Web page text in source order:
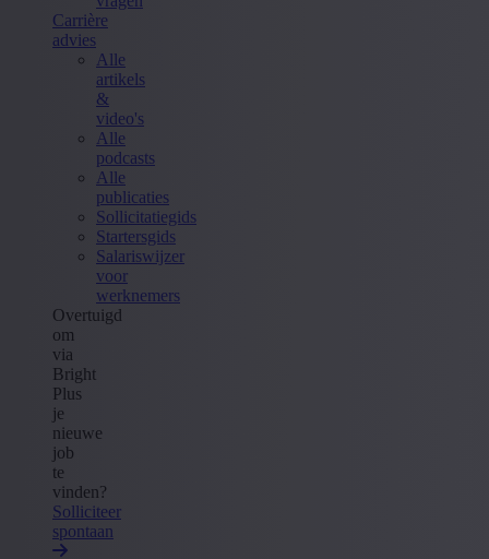
Carrière
advies
Alle
artikels
&
video's
Alle
podcasts
Alle
publicaties
Sollicitatiegids
Startersgids
Salariswijzer
voor
werknemers
Overtuigd
om
via
Bright
Plus
je
nieuwe
job
te
vinden?
Solliciteer
spontaan